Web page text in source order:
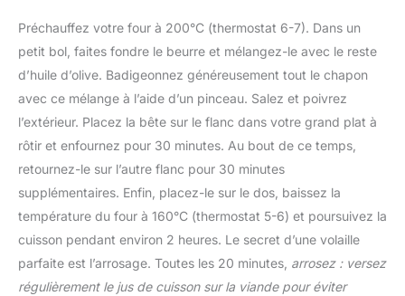
Préchauffez votre four à 200°C (thermostat 6-7). Dans un
petit bol, faites fondre le beurre et mélangez-le avec le reste
d’huile d’olive. Badigeonnez généreusement tout le chapon
avec ce mélange à l’aide d’un pinceau. Salez et poivrez
l’extérieur. Placez la bête sur le flanc dans votre grand plat à
rôtir et enfournez pour 30 minutes. Au bout de ce temps,
retournez-le sur l’autre flanc pour 30 minutes
supplémentaires. Enfin, placez-le sur le dos, baissez la
température du four à 160°C (thermostat 5-6) et poursuivez la
cuisson pendant environ 2 heures. Le secret d’une volaille
parfaite est l’arrosage. Toutes les 20 minutes, arrosez : versez
régulièrement le jus de cuisson sur la viande pour éviter